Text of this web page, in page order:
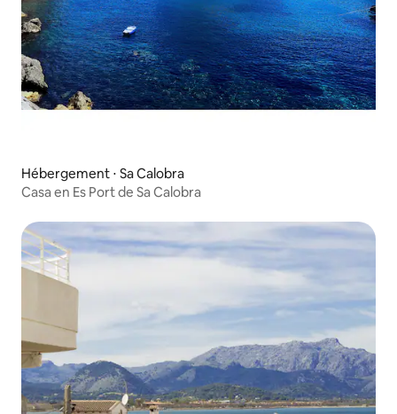
Hébergement ⋅ Sa Calobra
Casa en Es Port de Sa Calobra